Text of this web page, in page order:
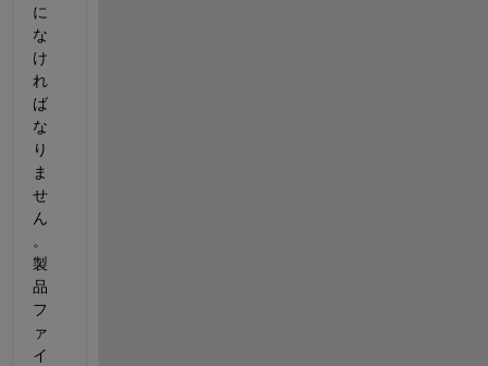
に
な
け
れ
ば
な
り
ま
せ
ん
。
製
品
フ
ァ
イ